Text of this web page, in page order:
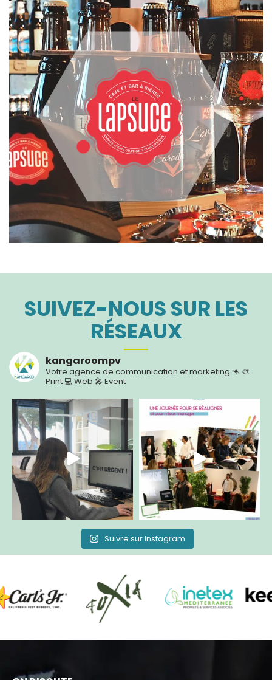
SUIVEZ-NOUS SUR LES
RÉSEAUX
kangaroompv
Votre agence de communication et marketing 🦘 🎨
Print 💻 Web 🎤 Event
Suivre sur Instagram